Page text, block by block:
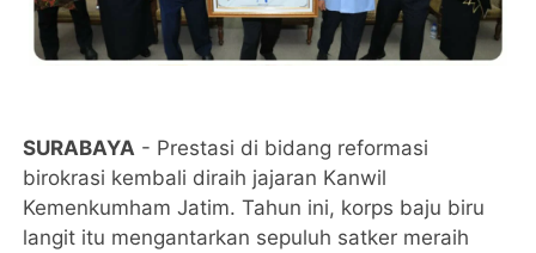
SURABAYA - Prestasi di bidang reformasi
birokrasi kembali diraih jajaran Kanwil
Kemenkumham Jatim. Tahun ini, korps baju biru
langit itu mengantarkan sepuluh satker meraih